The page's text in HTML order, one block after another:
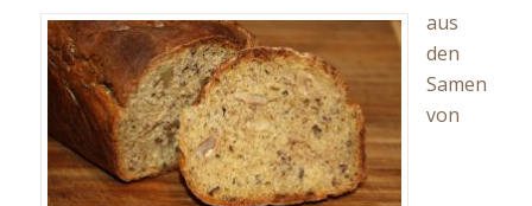
aus
den
Samen
von